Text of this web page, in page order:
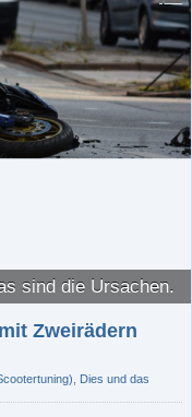
sind die Ursachen.
Zweirädern
Dies und das